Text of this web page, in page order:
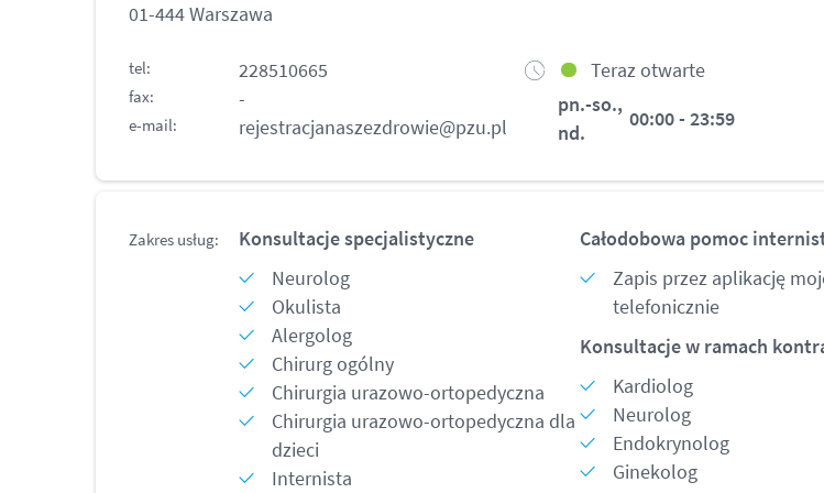
01-444 Warszawa
tel: 228510665
fax: -
e-mail: rejestracjanaszezdrowie@pzu.pl
Teraz otwarte
pn.-so.,
nd.
00:00 - 23:59
Zakres usług:
Konsultacje specjalistyczne
Neurolog
Okulista
Alergolog
Chirurg ogólny
Chirurgia urazowo-ortopedyczna
Chirurgia urazowo-ortopedyczna dla
dzieci
Internista
Całodobowa pomoc
Zapis przez aplikację
telefonicznie
Konsultacje w ramach
Kardiolog
Neurolog
Endokrynolog
Ginekolog